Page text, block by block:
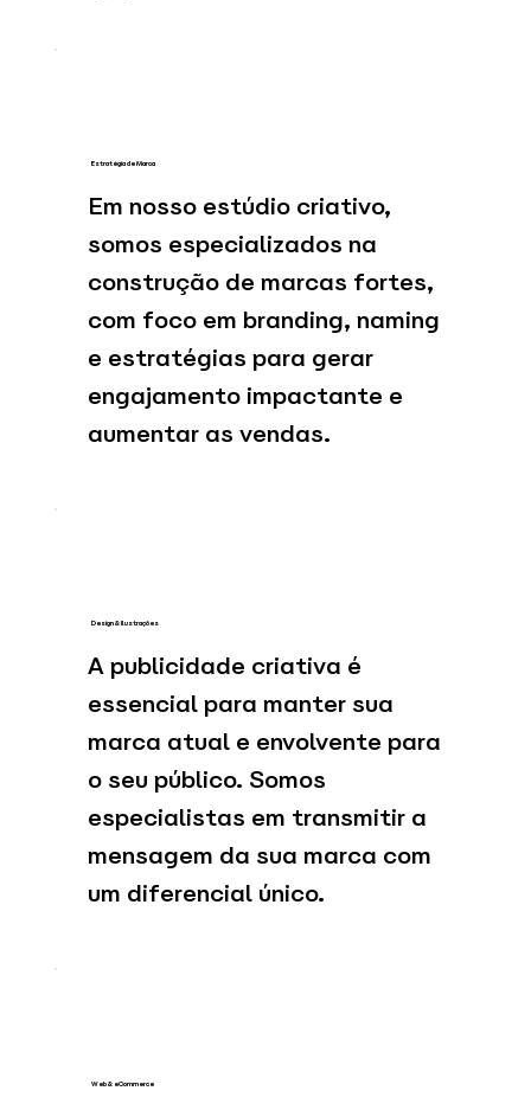
Estratégia de Marca
Em nosso estúdio criativo,
somos especializados na
construção de marcas fortes,
com foco em branding, naming
e estratégias para gerar
engajamento impactante e
aumentar as vendas.
Design & Ilustrações
A publicidade criativa é
essencial para manter sua
marca atual e envolvente para
o seu público. Somos
especialistas em transmitir a
mensagem da sua marca com
um diferencial único.
Web & eCommerce